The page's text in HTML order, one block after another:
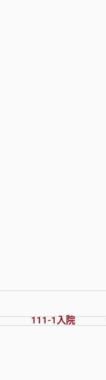
111-1入院